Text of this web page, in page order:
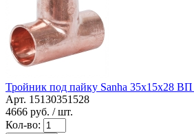
Тройник под пайку Sanha 35x15x28 ВП
Арт. 15130351528
4666 руб. / шт.
Кол-во: